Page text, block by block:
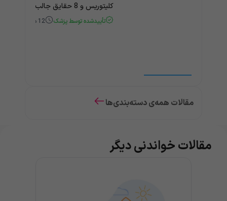
کلیتوریس و 8 حقایق جالب و باورنکردنی درباره آن
تأییدشده توسط پزشک 12 دقیقه
مقالات همه‌ی دسته‌بندی‌ها
مقالات خواندنی دیگر